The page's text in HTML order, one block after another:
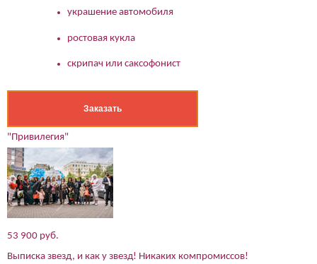
украшение автомобиля
ростовая кукла
скрипач или саксофонист
Заказать
"Привилегия"
53 900 руб.
Выписка звезд, и как у звезд! Никаких компромиссов!